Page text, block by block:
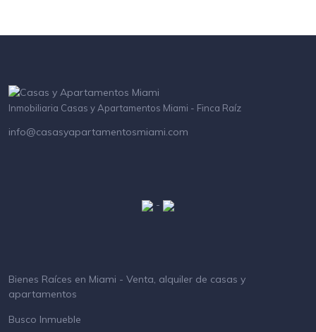
Inmobiliaria Casas y Apartamentos Miami - Finca Raíz
info@casasyapartamentosmiami.com
-
Bienes Raíces en Miami - Venta, alquiler de casas y
apartamentos
Busco Inmueble